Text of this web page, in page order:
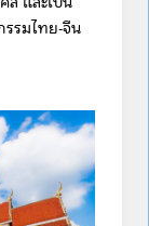
รรมไทย-จีน